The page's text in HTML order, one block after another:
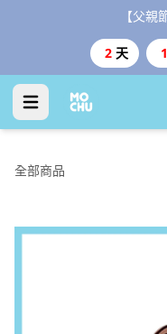
【父
2 天 1
全部商品